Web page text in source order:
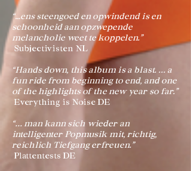
“…ens steengoed en opwindend is en
schoonheid aan opzwepende
melancholie weet te koppelen.”
Subjectivisten NL
“Hands down, this album is a blast. ... a
fun ride from beginning to end, and one
of the highlights of the new year so far.”
Everything is Noise DE
“... man kann sich wieder an
intelligenter Popmusik mit, richtig,
reichlich Tiefgang erfreuen.”
Plattentests DE